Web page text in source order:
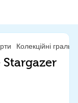
Колекційні